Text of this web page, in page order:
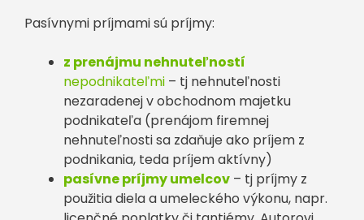
Pasívnymi príjmami sú príjmy:
z prenájmu nehnuteľností
nepodnikateľmi – tj nehnuteľnosti
nezaradenej v obchodnom majetku
podnikateľa (prenájom firemnej
nehnuteľnosti sa zdaňuje ako príjem z
podnikania, teda príjem aktívny)
pasívne príjmy umelcov – tj príjmy z
použitia diela a umeleckého výkonu, napr.